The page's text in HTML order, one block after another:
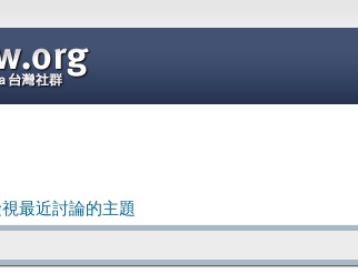
最近討論的主題